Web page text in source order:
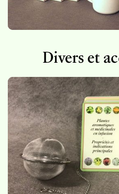
Divers et